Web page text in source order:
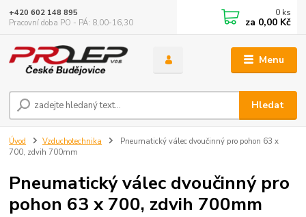
Menu
Hledat
+420 602 148 895
Pracovní doba PO - PÁ: 8,00-16,30
0 ks
za 0,00 Kč
Úvod Vzduchotechnika
Pneumatický válec dvoučinný pro pohon 63 x
700, zdvih 700mm
Pneumatický válec dvoučinný pro
pohon 63 x 700, zdvih 700mm